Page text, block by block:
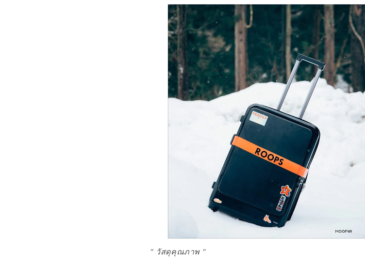
" วัสดุคุณภาพ "